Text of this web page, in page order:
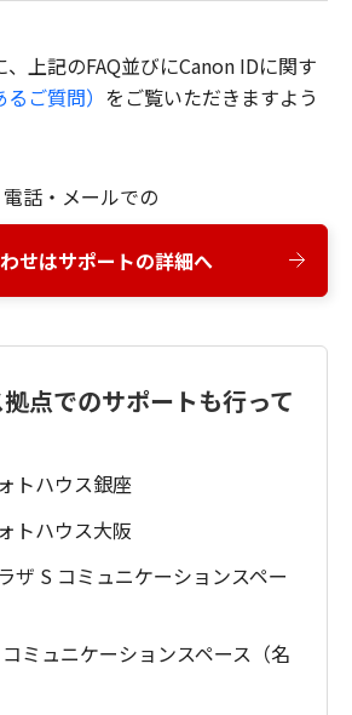
上記のFAQ並びにCanon IDに関す
ご質問） をご覧いただきますよう
電話・メールでの
せはサポートの詳細へ
点でのサポートも行って
トハウス銀座
トハウス大阪
ザ S コミュニケーションスペー
ミュニケーションスペース（名